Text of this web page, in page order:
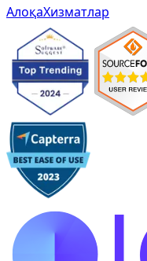
АлоқаХизматлар